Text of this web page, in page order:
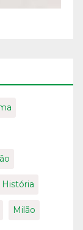
História
Milão